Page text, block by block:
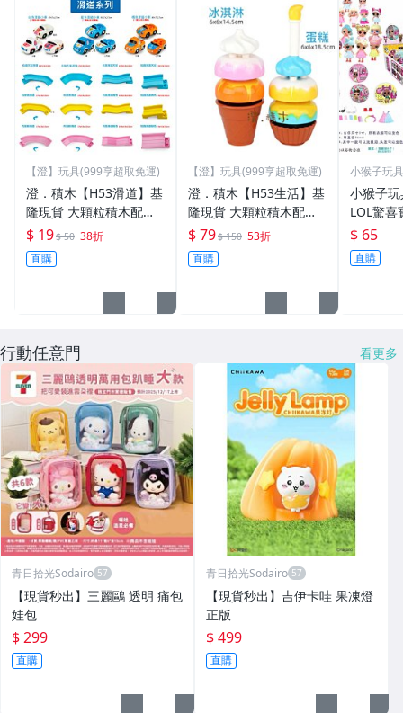
【澄】玩具(999享超取免運)
澄．積木【H53滑道】基
隆現貨 大顆粒積木配件
相容得寶樂高 美高積木
德寶兼容 滑道小車 賽車
旋轉 滑道 競速 滑道球
$ 19$ 50 38折
直購
【澄】玩具(999享超取免運)
澄．積木【H53生活】基
隆現貨 大顆粒積木配件
相容得寶樂高 美高積木
德寶兼容 冰淇淋 蛋糕 組
合
$ 79$ 150 53折
直購
小猴子玩
小猴子
LOL驚喜
貝蛋 都
特價:65
$ 65
直購
行動任意門 看更多
青日拾光Sodairo
⁠【現貨秒出】三麗鷗 透明 痛包
娃包
$ 299
直購
青日拾光Sodairo
⁠【現貨秒出】吉伊卡哇 果凍燈
正版
$ 499
直購